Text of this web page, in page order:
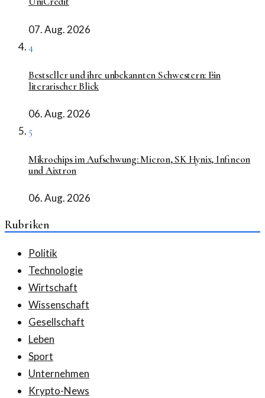
07. Aug. 2026
4
Bestseller und ihre unbekannten Schwestern: Ein
literarischer Blick
06. Aug. 2026
5
Mikrochips im Aufschwung: Micron, SK Hynix, Infineon
und Aixtron
06. Aug. 2026
Rubriken
Politik
Technologie
Wirtschaft
Wissenschaft
Gesellschaft
Leben
Sport
Unternehmen
Krypto-News